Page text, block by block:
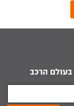
הרכב